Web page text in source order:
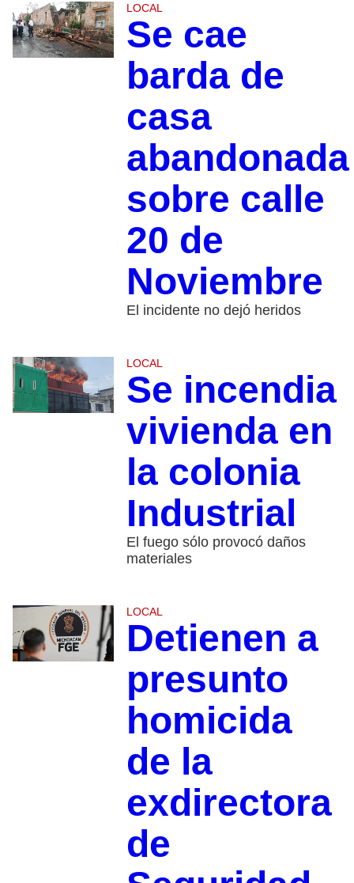
LOCAL
Se cae
barda de
casa
abandonada
sobre calle
20 de
Noviembre
El incidente no dejó heridos
LOCAL
Se incendia
vivienda en
la colonia
Industrial
El fuego sólo provocó daños
materiales
LOCAL
Detienen a
presunto
homicida
de la
exdirectora
de